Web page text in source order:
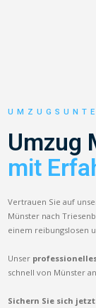
Umzug
mit
Vertrauen Sie auf
Münster nach
einem reibungslosen
Unser
schnell von Münster
Sichern Sie sich